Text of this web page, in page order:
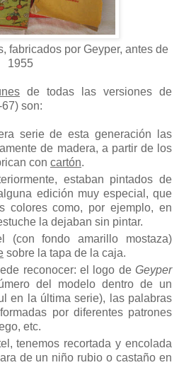
fabricados por Geyper, antes de
1955
de todas las versiones de
son:
serie de esta generación las
de madera, a partir de los
con cartón.
estaban pintados de
edición muy especial, que
colores como, por ejemplo, en
la dejaban sin pintar.
(con fondo amarillo mostaza)
sobre la tapa de la caja.
reconocer: el logo de Geyper
del modelo dentro de un
en la última serie), las palabras
por diferentes patrones
etc.
tenemos recortada y encolada
de un niño rubio o castaño en